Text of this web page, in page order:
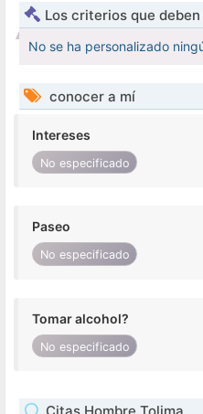
Los criterios que
No se ha personalizado
conocer a mí
Intereses
No especificado
Paseo
No especificado
Tomar alcohol?
No especificado